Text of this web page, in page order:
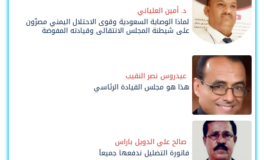
د. أمين العلياني
لماذا الوصاية السعودية وقوى الاحتلال اليمني مصرّون
على شيطنة المجلس الانتقالي وقيادته المفوضة
عيدروس نصر النقيب
هذا هو مجلس القيادة الرئاسي
صالح علي الدويل باراس
فاتورة التضليل ندفعها جميعاً